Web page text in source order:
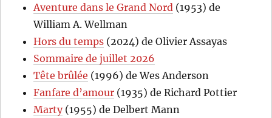
Aventure dans le Grand Nord (1953) de
William A. Wellman
Hors du temps (2024) de Olivier Assayas
Sommaire de juillet 2026
Tête brûlée (1996) de Wes Anderson
Fanfare d’amour (1935) de Richard Pottier
Marty(1955) de Delbert Mann